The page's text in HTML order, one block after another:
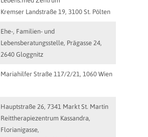
Kremser Landstraße 19, 3100 St. Pölten
Ehe-, Familien- und
Lebensberatungsstelle, Prägasse 24,
2640 Gloggnitz
Mariahilfer Straße 117/2/21, 1060 Wien
Hauptstraße 26, 7341 Markt St. Martin
Reittherapiezentrum Kassandra,
Florianigasse,